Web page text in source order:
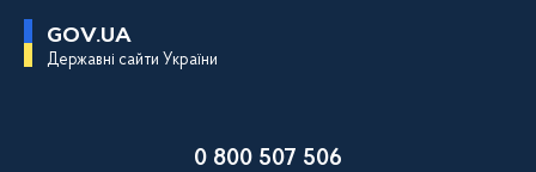
GOV.UA
Державні сайти України
0 800 507 506